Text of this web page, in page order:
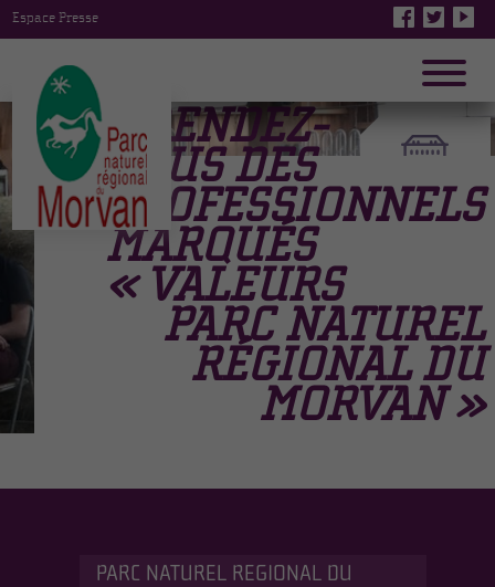
Espace Presse
LES RENDEZ-
VOUS DES
PROFESSIONNELS
MARQUÉS
« VALEURS
PARC NATUREL
RÉGIONAL DU
MORVAN »
PARC NATUREL REGIONAL DU